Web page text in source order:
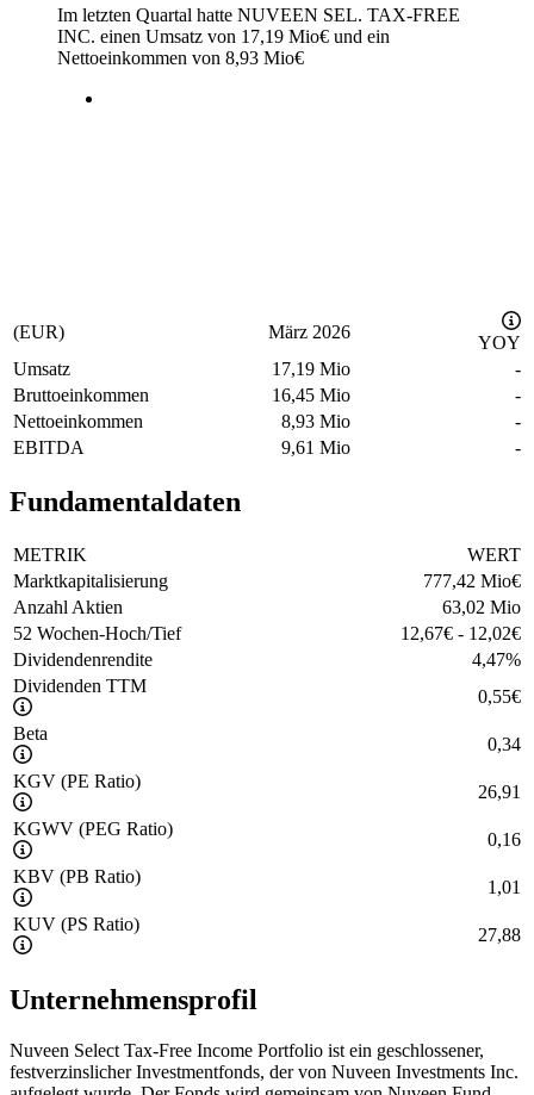
Im letzten Quartal hatte NUVEEN SEL. TAX-FREE
INC. einen Umsatz von 17,19 Mio€ und ein
Nettoeinkommen von 8,93 Mio€
(EUR) März 2026
YOY
Umsatz
17,19 Mio
-
Bruttoeinkommen
16,45 Mio
-
Nettoeinkommen
8,93 Mio
-
EBITDA
9,61 Mio -
Fundamentaldaten
METRIK
WERT
Marktkapitalisierung
777,42 Mio€
Anzahl Aktien
63,02 Mio
52 Wochen-Hoch/Tief
12,67€ - 12,02€
Dividendenrendite
4,47%
Dividenden TTM
0,55€
Beta
0,34
KGV (PE Ratio)
26,91
KGWV (PEG Ratio)
0,16
KBV (PB Ratio)
1,01
KUV (PS Ratio)
27,88
Unternehmensprofil
Nuveen Select Tax-Free Income Portfolio ist ein geschlossener,
festverzinslicher Investmentfonds, der von Nuveen Investments Inc.